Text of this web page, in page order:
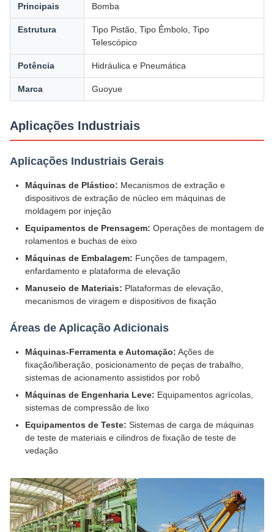
Principais
Bomba
Estrutura
Tipo Pistão, Tipo Êmbolo, Tipo
Telescópico
Potência Hidráulica e Pneumática
Marca Guoyue
Aplicações Industriais
Aplicações Industriais Gerais
Máquinas de Plástico: Mecanismos de extração e
dispositivos de extração de núcleo em máquinas de
moldagem por injeção
Equipamentos de Prensagem: Operações de montagem de
rolamentos e buchas de eixo
Máquinas de Embalagem: Funções de tampagem,
enfardamento e plataforma de elevação
Manuseio de Materiais: Plataformas de elevação,
mecanismos de viragem e dispositivos de fixação
Áreas de Aplicação Adicionais
Máquinas-Ferramenta e Automação: Ações de
fixação/liberação, posicionamento de peças de trabalho,
sistemas de acionamento assistidos por robô
Máquinas de Engenharia Leve: Equipamentos agrícolas,
sistemas de compressão de lixo
Equipamentos de Teste: Sistemas de carga de máquinas
de teste de materiais e cilindros de fixação de teste de
vedação